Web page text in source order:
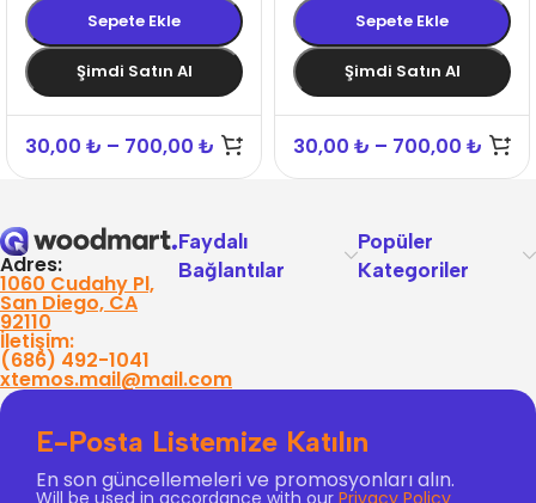
Sepete Ekle
Şimdi Satın Al
30,00 ₺ – 700,00 ₺
Sepete Ekle
Şimdi Satın Al
30,00 ₺ – 700,00 ₺
Adres:
1060 Cudahy Pl,
San Diego, CA
92110
İletişim:
(686) 492-1041
xtemos.mail@mail.com
Faydalı
Bağlantılar
Popüler
Kategoriler
E-Posta Listemize Katılın
En son güncellemeleri ve promosyonları alın.
Will be used in accordance with our Privacy Policy